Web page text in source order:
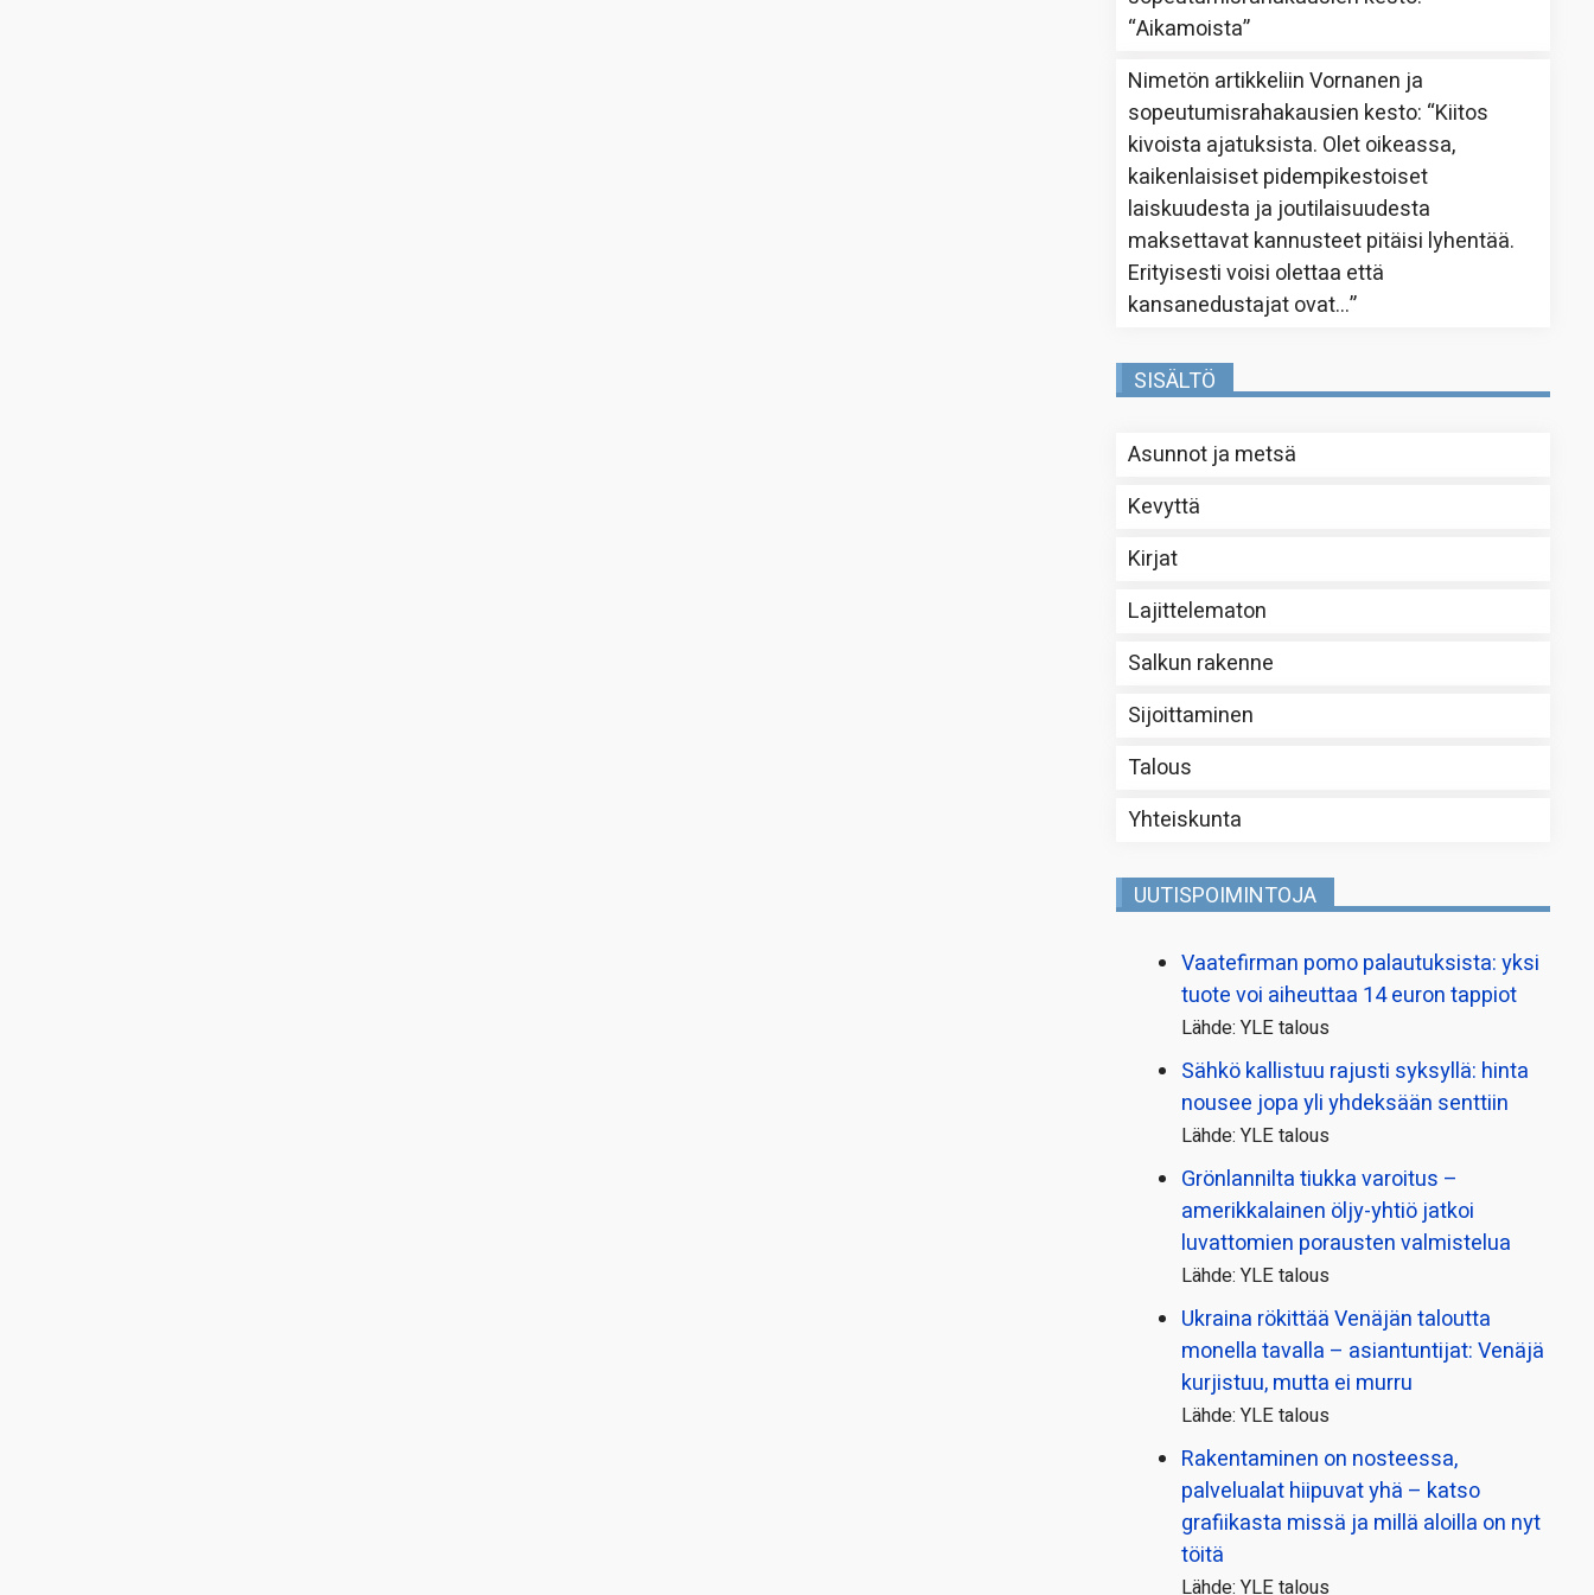
“Aikamoista”
Nimetön artikkeliinVornanen ja
sopeutumisrahakausien kesto: “Kiitos
kivoista ajatuksista. Olet oikeassa,
kaikenlaisiset pidempikestoiset
laiskuudesta ja joutilaisuudesta
maksettavat kannusteet pitäisi lyhentää.
Erityisesti voisi olettaa että
kansanedustajat ovat…”
SISÄLTÖ
Asunnot ja metsä
Kevyttä
Kirjat
Lajittelematon
Salkun rakenne
Sijoittaminen
Talous
Yhteiskunta
UUTISPOIMINTOJA
Vaatefirman pomo palautuksista: yksi
tuote voi aiheuttaa 14 euron tappiot
Lähde: YLE talous
Sähkö kallistuu rajusti syksyllä: hinta
nousee jopa yli yhdeksään senttiin
Lähde: YLE talous
Grönlannilta tiukka varoitus –
amerikkalainen öljy-yhtiö jatkoi
luvattomien porausten valmistelua
Lähde: YLE talous
Ukraina rökittää Venäjän taloutta
monella tavalla – asiantuntijat: Venäjä
kurjistuu, mutta ei murru
Lähde: YLE talous
Rakentaminen on nosteessa,
palvelualat hiipuvat yhä – katso
grafiikasta missä ja millä aloilla on nyt
töitä
Lähde: YLE talous